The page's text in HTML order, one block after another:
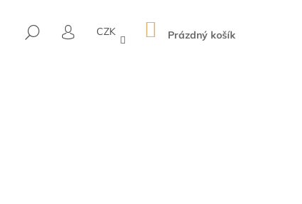
HLEDAT
PŘIHLÁŠENÍ
CZK NÁKUPNÍ
KOŠÍK
Prázdný košík